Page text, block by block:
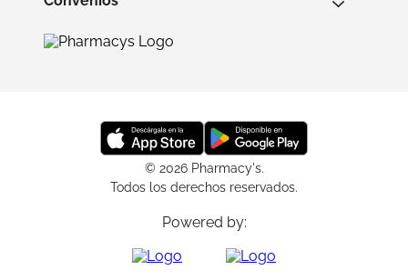
© 2026 Pharmacy's.
Todos los derechos reservados.
Powered by: